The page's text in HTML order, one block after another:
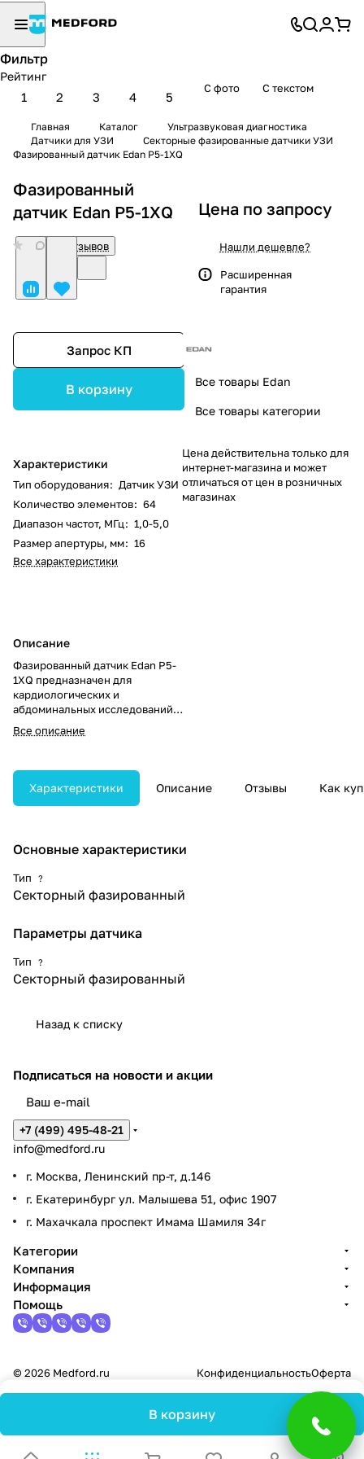
Фильтр
Рейтинг
1 2 3 4 5
С фото С текстом
Главная Каталог
Ультразвуковая диагностика
Датчики для УЗИ
Секторные фазированные датчики УЗИ
Фазированный датчик Edan P5-1XQ
Фазированный
датчик Edan P5-1XQ
Нет отзывов
Запрос КП
В корзину
Характеристики
Тип оборудования: Датчик УЗИ
Количество элементов: 64
Диапазон частот, МГц: 1,0-5,0
Размер апертуры, мм: 16
Все характеристики
Описание
Фазированный датчик Edan P5-
1XQ предназначен для
кардиологических и
абдоминальных исследований.
Оснащён 64 элементами,
работает в частотном диапазоне
мм для стабильной
визуализации на различных
глубинах сканирования.
Все описание
Цена по запросу
Нашли дешевле?
Расширенная
гарантия
Все товары Edan
Все товары категории
Цена действительна только для
интернет-магазина и может
отличаться от цен в розничных
магазинах
Характеристики Описание Отзывы Как
Основные характеристики
Тип ?
Секторный фазированный
Параметры датчика
Тип ?
Секторный фазированный
Назад к списку
В корзину
Подписаться на новости и акции
+7 (499) 495-48-21
info@medford.ru
г. Москва, Ленинский пр-т, д.146
г. Екатеринбург ул. Малышева 51, офис 1907
г. Махачкала проспект Имама Шамиля 34г
Категории
Компания
Информация
Помощь
© 2026 Medford.ru КонфиденциальностьОферта